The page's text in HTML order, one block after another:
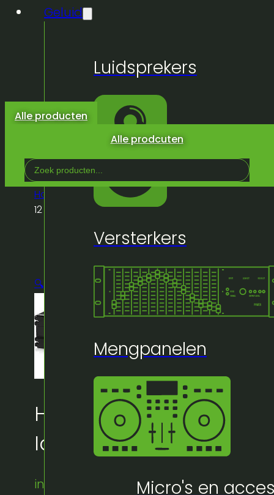
Alle prodcuten
producten
winkelwagen.
Geluid
Luidsprekers
Versterkers
Mengpanelen
Micro's en
Alle producten
Search
...
Home
Winkel Truss & Podium
12 Bracket + clamp
🔍
Huur bij Artifex:
Iq 12 Bracket + clamp
instock